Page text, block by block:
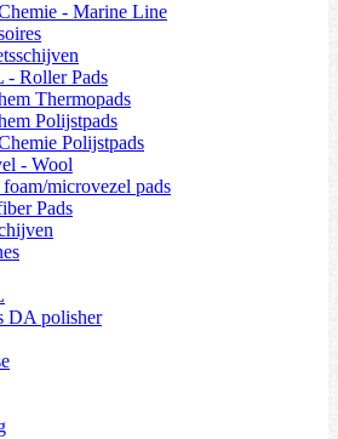
- Marine Line
Roller Pads
Thermopads
Polijstpads
Polijstpads
- Wool
foam/microvezel pads
Pads
DA polisher